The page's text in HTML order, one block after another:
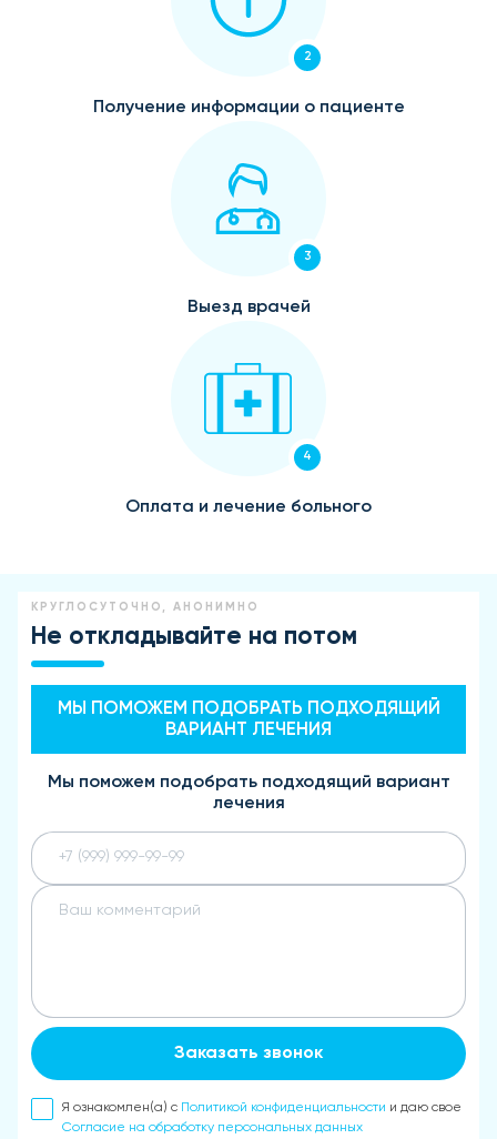
2
Получение информации о пациенте
3
Выезд врачей
4
Оплата и лечение больного
КРУГЛОСУТОЧНО, АНОНИМНО
Не откладывайте на потом
МЫ ПОМОЖЕМ ПОДОБРАТЬ ПОДХОДЯЩИЙ
ВАРИАНТ ЛЕЧЕНИЯ
Мы поможем подобрать подходящий вариант
лечения
Заказать звонок
Я ознакомлен(а) с Политикой конфиденциальности и даю свое
Согласие на обработку персональных данных